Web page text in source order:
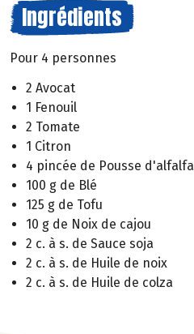
Ingrédients
Pour 4 personnes
2 Avocat
1 Fenouil
2 Tomate
1 Citron
4 pincée de Pousse d'alfalfa
100 g de Blé
125 g de Tofu
10 g de Noix de cajou
2 c. à s. de Sauce soja
2 c. à s. de Huile de noix
2 c. à s. de Huile de colza